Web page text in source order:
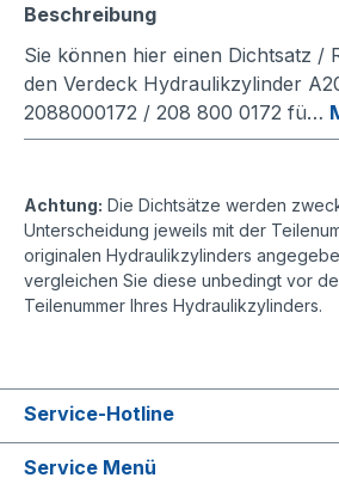
Beschreibung
Sie können hier einen Dichtsatz /
den Verdeck Hydraulikzylinder
2088000172 / 208 800 0172 fü…
Achtung: Die Dichtsätze werden
Unterscheidung jeweils mit der
originalen Hydraulikzylinders
vergleichen Sie diese unbedingt vor
Teilenummer Ihres Hydraulikzylinders.
Service-Hotline
Service Menü